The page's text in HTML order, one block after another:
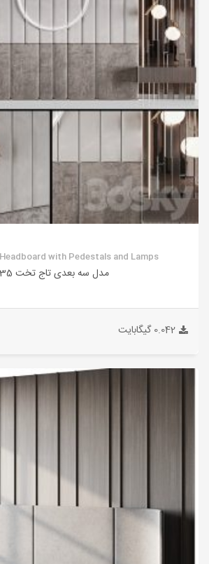
with Pedestals and Lamps
مدل سه بعدی تاج تخت 135
0.042 گیگابایت